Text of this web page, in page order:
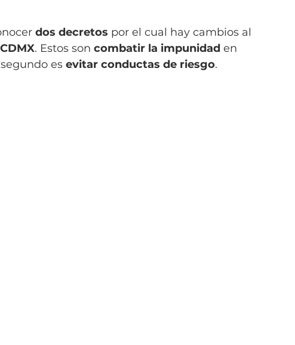
dos decretos por el cual hay cambios al
. Estos son combatir la impunidad en
es evitar conductas de riesgo.